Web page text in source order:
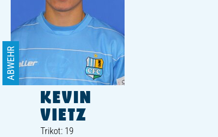
KEVIN
VIETZ
ABWEHR
Trikot: 19